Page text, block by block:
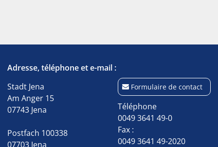
Adresse, téléphone et e-mail :
Stadt Jena
Am Anger 15
07743 Jena
Postfach 100338
07703 Jena
Formulaire de contact
Téléphone
0049 3641 49-0
Fax :
0049 3641 49-2020